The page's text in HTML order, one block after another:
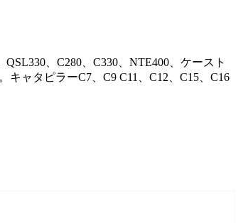
、C280、C330、NTE400、ケースト
ャタピラーC7、C9 C11、C12、C15、C16